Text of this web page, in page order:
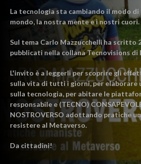
La tecnologia sta cambiando il modo di
mondo, la nostra mente e i nostri cuori.
Sul tema Carlo Mazzucchelli ha scritto
pubblicati nella collana Tecnovisions
L'invito è a leggerli per scoprire gli
sulla vita di tutti i giorni, per elaborare
sulla tecnologia, per abitare le
responsabile e (TECNO)
NOSTROVERSO adottando pratiche
resistere al Metaverso.
Da cittadini!